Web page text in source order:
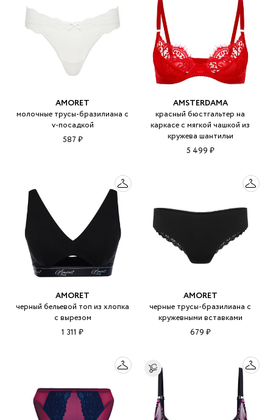
AMORET
молочные трусы-бразилиана с
v-посадкой
587 ₽
AMSTERDAMA
красный бюстгальтер на
каркасе с мягкой чашкой из
кружева шантильи
5 499 ₽
AMORET
черный бельевой топ из хлопка
с вырезом
1 311 ₽
AMORET
черные трусы-бразилиана с
кружевными вставками
679 ₽